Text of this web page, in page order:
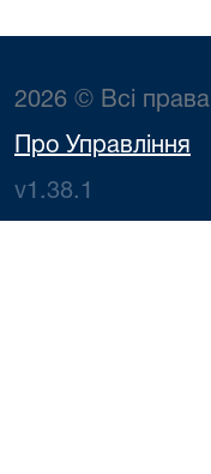
2026 © Всі права
Про Управління
v1.38.1